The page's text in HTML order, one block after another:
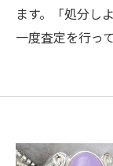
ます。「処分し
一度査定を行っ